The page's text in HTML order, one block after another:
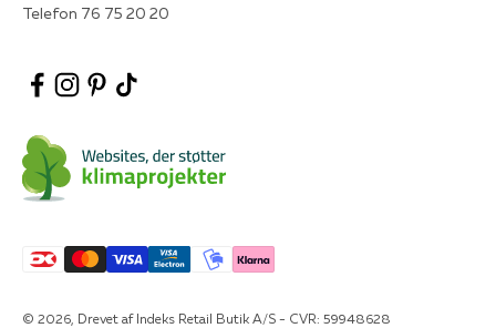
Telefon 76 75 20 20
© 2026, Drevet af Indeks Retail Butik A/S - CVR: 59948628